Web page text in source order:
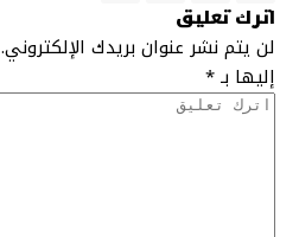
اترك تعليق
لن يتم نشر عنوان بريدك الإلكتروني.
إليها بـ*